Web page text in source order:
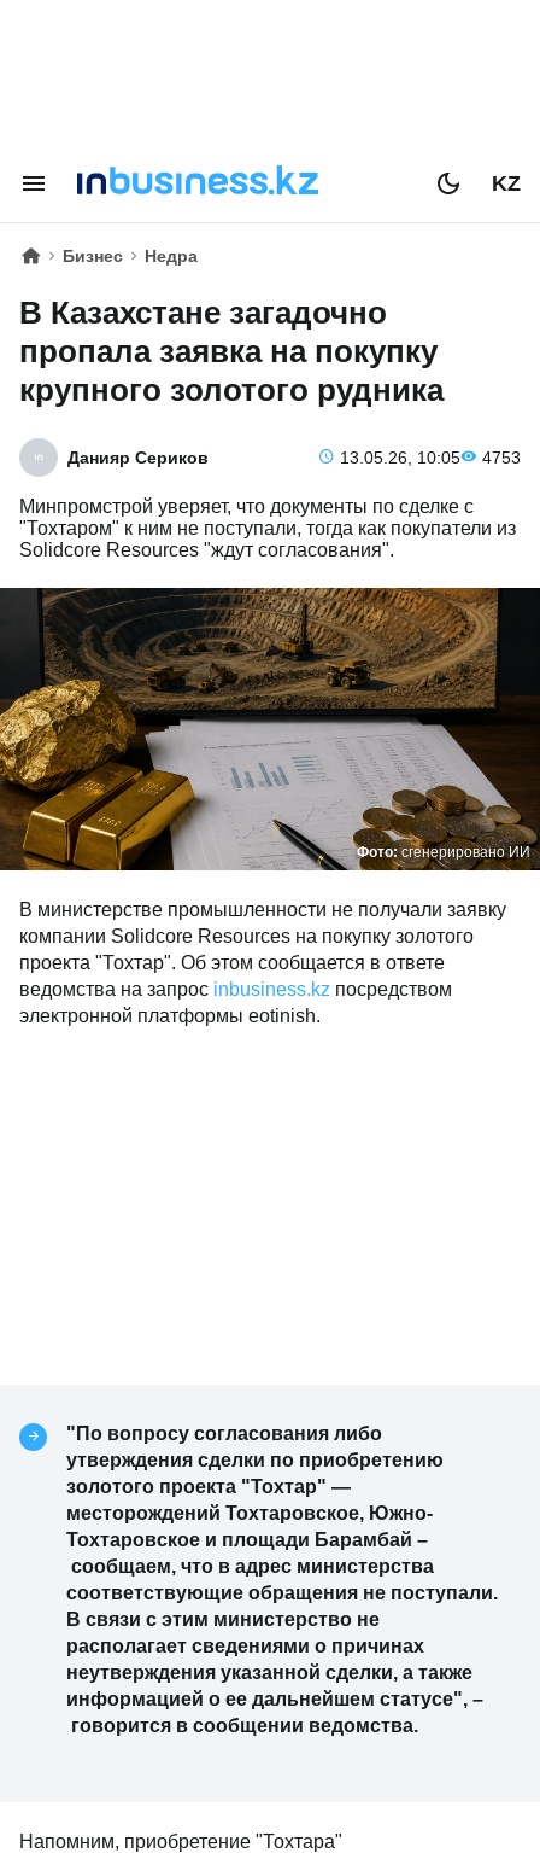
KZ
Бизнес Недра
В Казахстане загадочно
пропала заявка на покупку
крупного золотого рудника
Данияр Сериков 13.05.26, 10:05 4753
Минпромстрой уверяет, что документы по сделке с
"Тохтаром" к ним не поступали, тогда как покупатели из
Solidcore Resources "ждут согласования".
Фото:сгенерировано ИИ
В министерстве промышленности не получали заявку
компании Solidcore Resources на покупку золотого
проекта "Тохтар". Об этом сообщается в ответе
ведомства на запрос inbusiness.kz посредством
электронной платформы eotinish.
"По вопросу согласования либо
утверждения сделки по приобретению
золотого проекта "Тохтар" —
месторождений Тохтаровское, Южно-
Тохтаровское и площади Барамбай –
сообщаем, что в адрес министерства
соответствующие обращения не поступали.
В связи с этим министерство не
располагает сведениями о причинах
неутверждения указанной сделки, а также
информацией о ее дальнейшем статусе", –
говорится в сообщении ведомства.
Напомним, приобретение "Тохтара"